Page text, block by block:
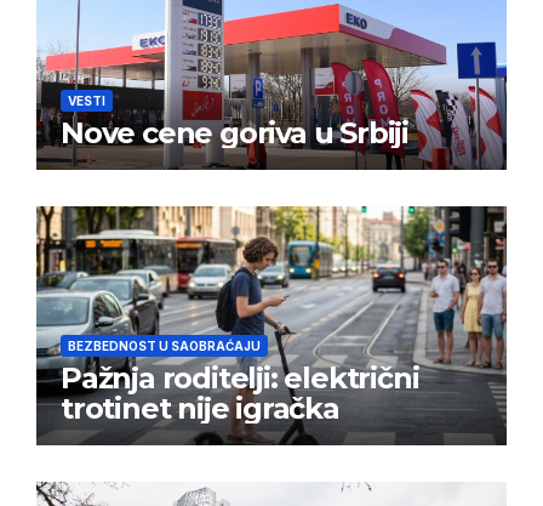
VESTI
Nove cene goriva u Srbiji
BEZBEDNOST U SAOBRAĆAJU
Pažnja roditelji: električni
trotinet nije igračka